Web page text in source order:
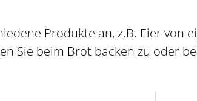
Produkte an, z.B. Eier von
Sie beim Brot backen zu oder